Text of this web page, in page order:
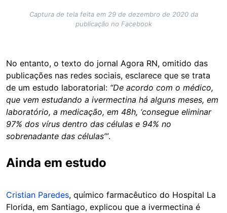
Captura de tela feita em 29 de dezembro de 2020 da
publicação no Facebook
No entanto, o texto do jornal Agora RN, omitido das
publicações nas redes sociais, esclarece que se trata
de um estudo laboratorial: “De acordo com o médico,
que vem estudando a ivermectina há alguns meses, em
laboratório, a medicação, em 48h, ‘consegue eliminar
97% dos vírus dentro das células e 94% no
sobrenadante das células’”.
Ainda em estudo
Cristian Paredes, químico farmacêutico do Hospital La
Florida, em Santiago, explicou que a ivermectina é